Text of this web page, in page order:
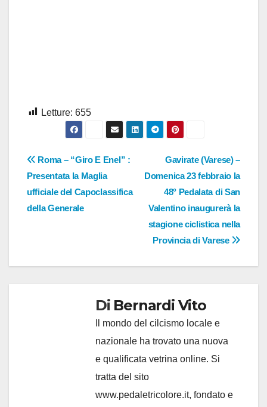
Letture: 655
Navigazione
articoli
Gavirate (Varese) –
Domenica 23 febbraio la
48° Pedalata di San
Valentino inaugurerà la
stagione ciclistica nella
Provincia di Varese
Roma – “Giro E Enel” :
Presentata la Maglia
ufficiale del Capoclassifica
della Generale
Di Bernardi Vito
Il mondo del cilcismo locale e
nazionale ha trovato una nuova
e qualificata vetrina online. Si
tratta del sito
www.pedaletricolore.it, fondato e